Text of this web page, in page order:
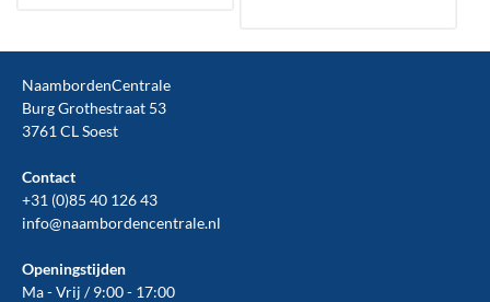
NaambordenCentrale
Burg Grothestraat 53
3761 CL Soest
Contact
+31 (0)85 40 126 43
info@naambordencentrale.nl
Openingstijden
Ma - Vrij / 9:00 - 17:00